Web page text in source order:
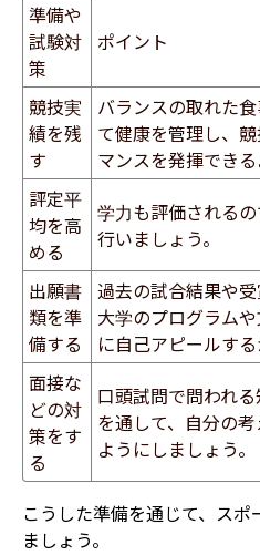
準備や
試験対
策
ポイント
競技実
績を残
す
バランスの取れた
て健康を管理し、
マンスを発揮できる
評定平
均を高
める
学力も評価される
行いましょう。
出願書
類を準
備する
過去の試合結果や
大学のプログラム
に自己アピールする
面接な
どの対
策をす
る
口頭試問で問われ
を通して、自分の
ようにしましょう。
こうした準備を通じて、ス
ましょう。